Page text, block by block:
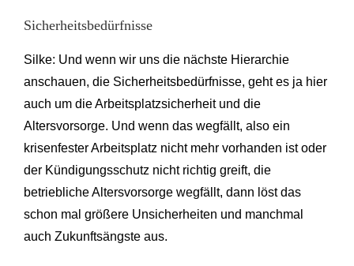
Sicherheitsbedürfnisse
Silke: Und wenn wir uns die nächste Hierarchie
anschauen, die Sicherheitsbedürfnisse, geht es ja hier
auch um die Arbeitsplatzsicherheit und die
Altersvorsorge. Und wenn das wegfällt, also ein
krisenfester Arbeitsplatz nicht mehr vorhanden ist oder
der Kündigungsschutz nicht richtig greift, die
betriebliche Altersvorsorge wegfällt, dann löst das
schon mal größere Unsicherheiten und manchmal
auch Zukunftsängste aus.